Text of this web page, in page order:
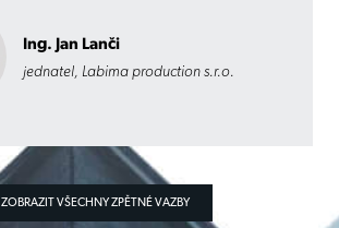
Ing. Jan Lanči
jednatel, Labima production s.r.o.
ZOBRAZIT VŠECHNY ZPĚTNÉ VAZBY